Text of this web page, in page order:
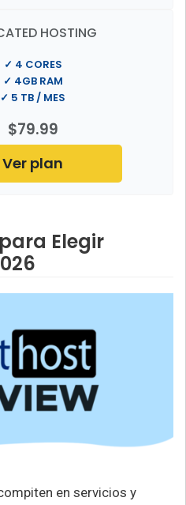
HOSTING
$79.99
✓ 4 CORES
✓ 4GB RAM
✓ 5 TB / MES
Ver plan
Elegir
en servicios y